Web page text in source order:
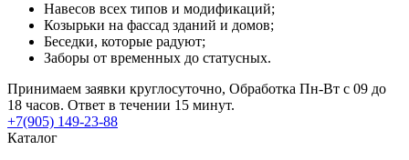
Навесов всех типов и модификаций;
Козырьки на фассад зданий и домов;
Беседки, которые радуют;
Заборы от временных до статусных.
Принимаем заявки круглосуточно, Обработка Пн-Вт с 09 до
18 часов. Ответ в течении 15 минут.
+7(905) 149-23-88
Каталог